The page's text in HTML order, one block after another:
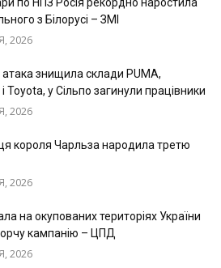
з Білорусі – ЗМІ
2026
атака знищила склади PUMA,
і Toyota, у Сільпо загинули працівники
2026
короля Чарльза народила третю
2026
на окупованих територіях України
кампанію – ЦПД
2026